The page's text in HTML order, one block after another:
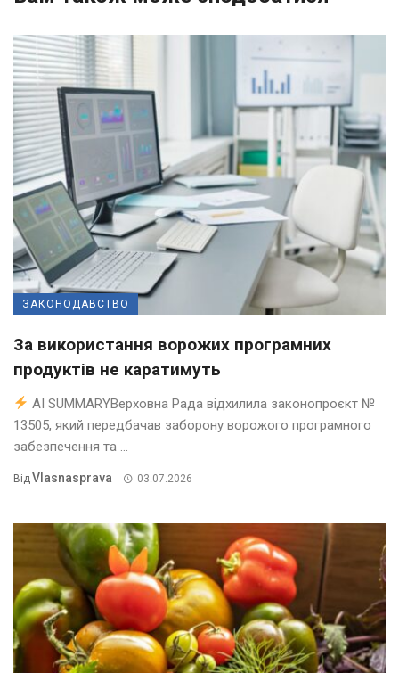
ЗАКОНОДАВСТВО
За використання ворожих програмних
продуктів не каратимуть
AI SUMMARYВерховна Рада відхилила законопроєкт №
13505, який передбачав заборону ворожого програмного
забезпечення та ...
ВідVlasnasprava 03.07.2026